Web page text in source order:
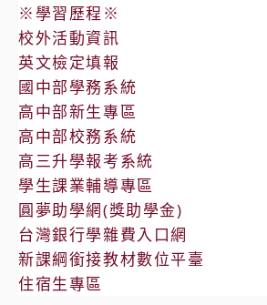
※學習歷程※
校外活動資訊
英文檢定填報
國中部學務系統
高中部新生專區
高中部校務系統
高三升學報考系統
學生課業輔導專區
圓夢助學網(獎助學金)
台灣銀行學雜費入口網
新課綱銜接教材數位平臺
住宿生專區